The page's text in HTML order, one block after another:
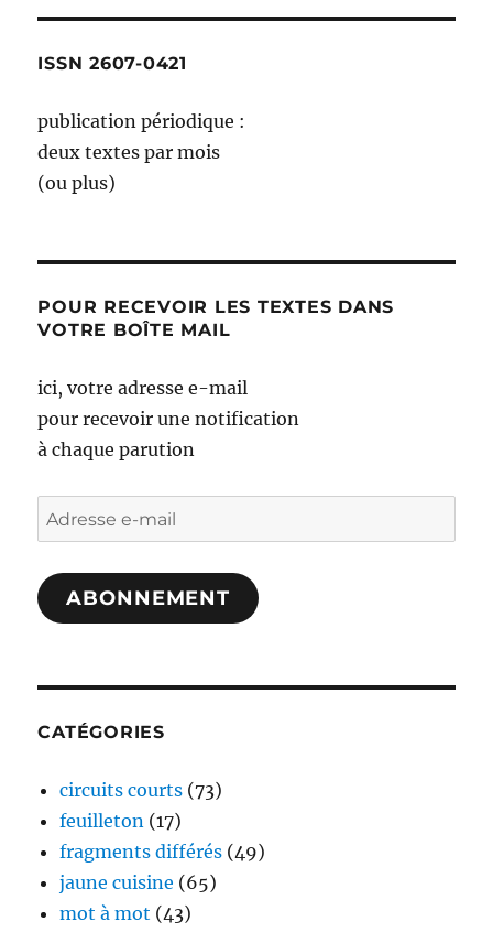
ISSN 2607-0421
publication périodique :
deux textes par mois
(ou plus)
POUR RECEVOIR LES TEXTES DANS
VOTRE BOÎTE MAIL
ici, votre adresse e-mail
pour recevoir une notification
à chaque parution
Adresse
e-
mail
ABONNEMENT
CATÉGORIES
circuits courts (73)
feuilleton (17)
fragments différés (49)
jaune cuisine (65)
mot à mot (43)